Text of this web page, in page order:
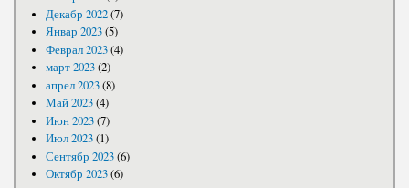
Декабр 2022(7)
Январ 2023(5)
Феврал 2023(4)
март 2023(2)
апрел 2023(8)
Май 2023(4)
Июн 2023(7)
Июл 2023(1)
Сентябр 2023(6)
Октябр 2023(6)